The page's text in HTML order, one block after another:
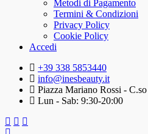
Metodi di Pagamento
Termini & Condizioni
Privacy Policy
Cookie Policy
Accedi
+39 338 5853440
info@inesbeauty.it
Piazza Mariano Rossi -
Lun - Sab: 9:30-20:00